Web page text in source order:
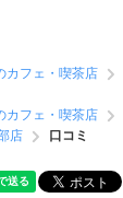
カフェ・喫茶店
カフェ・喫茶店
店 口コミ